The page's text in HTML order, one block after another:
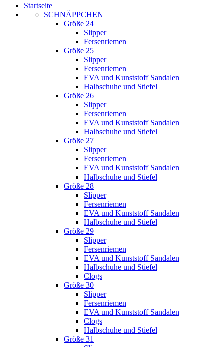
Startseite
SCHNÄPPCHEN
Größe 24
Slipper
Fersenriemen
Größe 25
Slipper
Fersenriemen
EVA und Kunststoff Sandalen
Halbschuhe und Stiefel
Größe 26
Slipper
Fersenriemen
EVA und Kunststoff Sandalen
Halbschuhe und Stiefel
Größe 27
Slipper
Fersenriemen
EVA und Kunststoff Sandalen
Halbschuhe und Stiefel
Größe 28
Slipper
Fersenriemen
EVA und Kunststoff Sandalen
Halbschuhe und Stiefel
Größe 29
Slipper
Fersenriemen
EVA und Kunststoff Sandalen
Halbschuhe und Stiefel
Clogs
Größe 30
Slipper
Fersenriemen
EVA und Kunststoff Sandalen
Clogs
Halbschuhe und Stiefel
Größe 31